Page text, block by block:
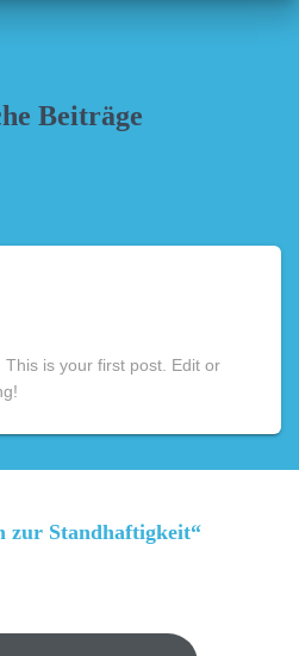
Beiträge
is your first post. Edit or
zur Standhaftigkeit“